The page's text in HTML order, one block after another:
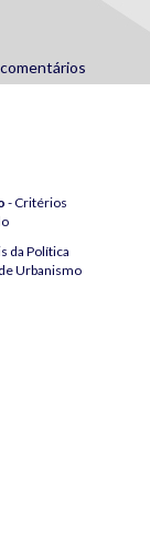
- Critérios
da Política
Urbanismo